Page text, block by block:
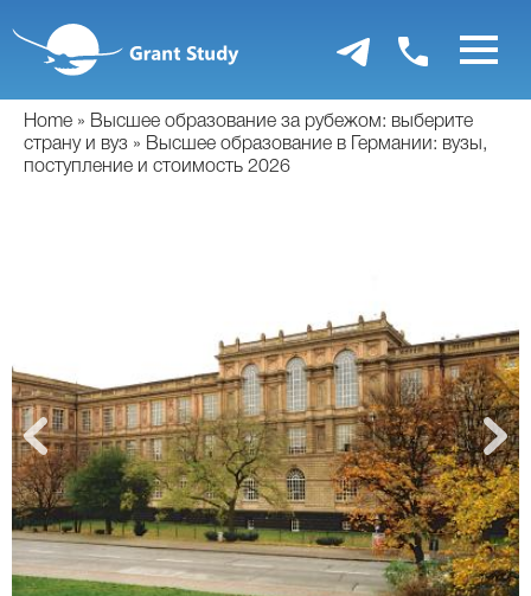
основному
содержанию
Home
Высшее образование за рубежом: выберите
страну и вуз
Высшее образование в Германии: вузы,
поступление и стоимость 2026